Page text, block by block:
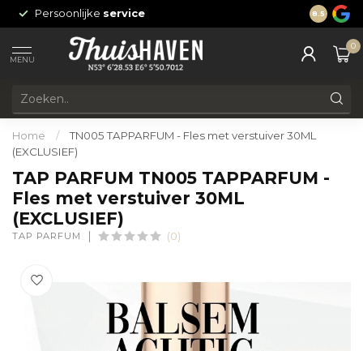
Persoonlijke service 24/7
8.5
MENU
0
Home /
TN005 TAPPARFUM - Fles met verstuiver 30ML
(EXCLUSIEF)
TAP PARFUM TN005 TAPPARFUM -
Fles met verstuiver 30ML
(EXCLUSIEF)
TAP PARFUM (0)